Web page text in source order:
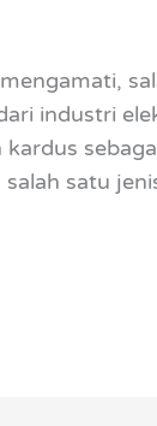
industri
satu